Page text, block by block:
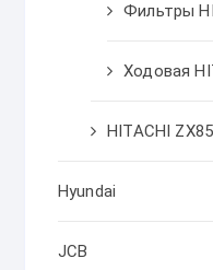
Фильтры
Ходовая
HITACHI
Hyundai
JCB